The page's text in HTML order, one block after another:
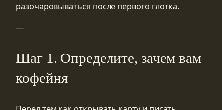
разочаровываться после первого глотка.
—
Шаг 1. Определите, зачем вам
кофейня